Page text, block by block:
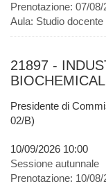
Prenotazione: 07/08/
Aula: Studio docente
21897 -
Presidente di
02/B)
10/09/2026 10:00
Sessione autunnale
Prenotazione: 10/